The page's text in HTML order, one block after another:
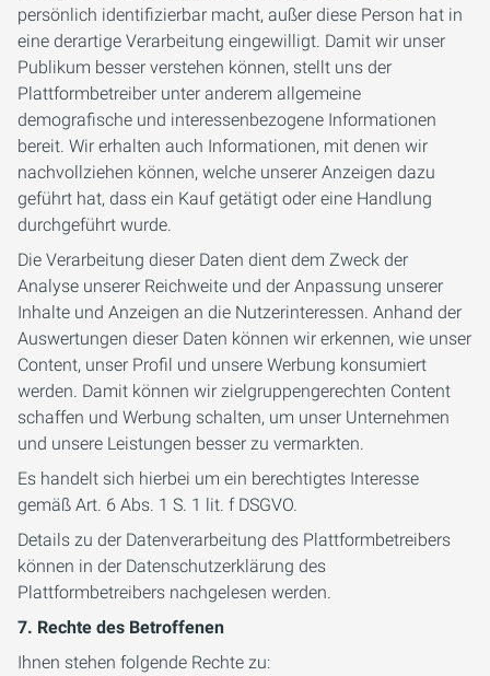
persönlich identifizierbar macht, außer diese Person hat in
eine derartige Verarbeitung eingewilligt. Damit wir unser
Publikum besser verstehen können, stellt uns der
Plattformbetreiber unter anderem allgemeine
demografische und interessenbezogene Informationen
bereit. Wir erhalten auch Informationen, mit denen wir
nachvollziehen können, welche unserer Anzeigen dazu
geführt hat, dass ein Kauf getätigt oder eine Handlung
durchgeführt wurde.
Die Verarbeitung dieser Daten dient dem Zweck der
Analyse unserer Reichweite und der Anpassung unserer
Inhalte und Anzeigen an die Nutzerinteressen. Anhand der
Auswertungen dieser Daten können wir erkennen, wie unser
Content, unser Profil und unsere Werbung konsumiert
werden. Damit können wir zielgruppengerechten Content
schaffen und Werbung schalten, um unser Unternehmen
und unsere Leistungen besser zu vermarkten.
Es handelt sich hierbei um ein berechtigtes Interesse
gemäß Art. 6 Abs. 1 S. 1 lit. f DSGVO.
Details zu der Datenverarbeitung des Plattformbetreibers
können in der Datenschutzerklärung des
Plattformbetreibers nachgelesen werden.
7. Rechte des Betroffenen
Ihnen stehen folgende Rechte zu: